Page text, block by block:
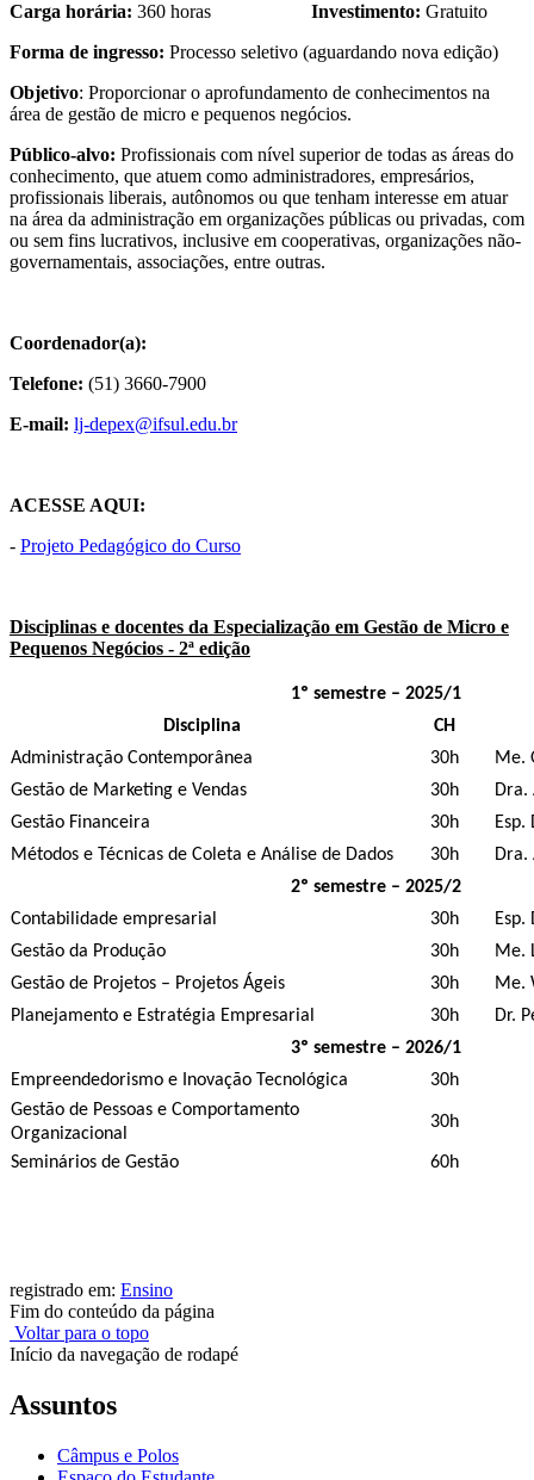
Carga horária: 360 horas Investimento: Gratuito
Forma de ingresso: Processo seletivo (aguardando nova edição)
Objetivo: Proporcionar o aprofundamento de conhecimentos na
área de gestão de micro e pequenos negócios.
Público-alvo: Profissionais com nível superior de todas as áreas do
conhecimento, que atuem como administradores, empresários,
profissionais liberais, autônomos ou que tenham interesse em atuar
na área da administração em organizações públicas ou privadas, com
ou sem fins lucrativos, inclusive em cooperativas, organizações não-
governamentais, associações, entre outras.
Coordenador(a):
Telefone: (51) 3660-7900
E-mail: lj-depex@ifsul.edu.br
ACESSE AQUI:
- Projeto Pedagógico do Curso
Disciplinas e docentes da Especialização em Gestão de Micro e
Pequenos Negócios - 2ª edição
1º semestre – 2025/1
Disciplina
CH
Administração Contemporânea
30h
Me.
Gestão de Marketing e Vendas
30h
Dra.
Gestão Financeira
30h
Esp.
Métodos e Técnicas de Coleta e Análise de Dados
30h
Dra.
2º semestre – 2025/2
Contabilidade empresarial
30h
Esp.
Gestão da Produção
30h
Me.
Gestão de Projetos – Projetos Ágeis
30h
Me.
Planejamento e Estratégia Empresarial
30h
Dr.
3º semestre – 2026/1
Empreendedorismo e Inovação Tecnológica
30h
Gestão de Pessoas e Comportamento
Organizacional
30h
Seminários de Gestão 60h
registrado em: Ensino
Fim do conteúdo da página
Voltar para o topo
Início da navegação de rodapé
Assuntos
Câmpus e Polos